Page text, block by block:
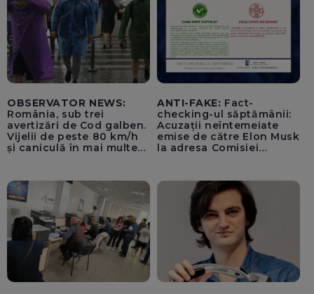
OBSERVATOR NEWS:
România, sub trei
avertizări de Cod galben.
Vijelii de peste 80 km/h
și caniculă în mai multe
ANTI-FAKE: Fact-
checking-ul săptămânii:
Acuzații neîntemeiate
emise de către Elon Musk
la adresa Comisiei
pentru instaurarea
„cenzurii” pe platforma X